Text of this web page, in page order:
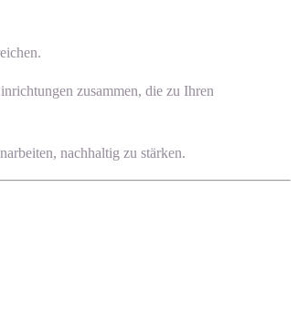
zusammen, die zu Ihren
nachhaltig zu stärken.